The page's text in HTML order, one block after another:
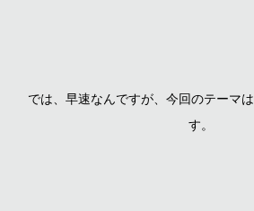
では、早速なんですが、今回のテーマは
す。